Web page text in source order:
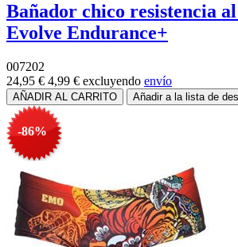
Bañador chico resistencia
Evolve Endurance+
007202
24,95 € 4,99 € excluyendo envío
-86%